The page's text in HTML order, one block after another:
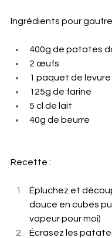
Ingrédients pour
400g de patates
2 œufs
1 paquet de
125g de farine
5 cl de lait
40g de beurre
Recette :
Épluchez et
douce en cubes
vapeur pour moi)
Écrasez les